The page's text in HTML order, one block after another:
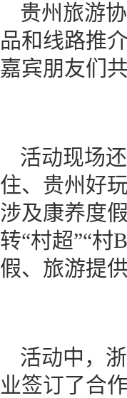
贵州旅游
品和线路推
嘉宾朋友们
活动现场
住、贵州好
涉及康养度
转“村超”“村
假、旅游提
活动中，
业签订了合